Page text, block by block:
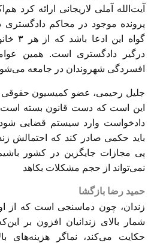
پرونده موجود در محاکم دادگستری
گواه
درگیر دادگستری است. همین
افسردگی شهروندان در جامعه
جلیل رحیمی، عضو کمیسیون
این است که دست قانون بسته است
دادخواست وارد سیستم قضایی
باید حکمی صادر کند که احتمالش
پی مجازات جایگزین در کشور
نمی‌تواند از حجم مشکلات بکاهد
حمید رضا بازگشا
زندان، چون دماسنجی است که از
شمار بالای زندانیان افزون بر
حکایت می‌کند، نماگر هزینه‌های